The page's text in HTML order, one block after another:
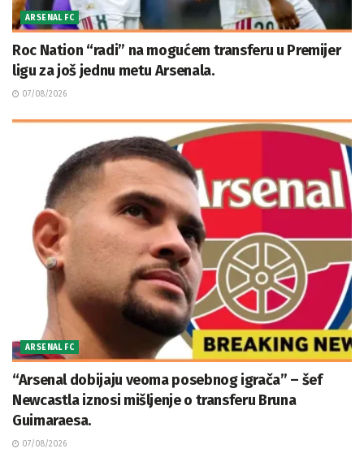
ARSENAL FC
Roc Nation “radi” na mogućem transferu u Premijer
ligu za još jednu metu Arsenala.
07/08/2026
ARSENAL FC
“Arsenal dobijaju veoma posebnog igrača” – šef
Newcastla iznosi mišljenje o transferu Bruna
Guimaraesa.
07/08/2026